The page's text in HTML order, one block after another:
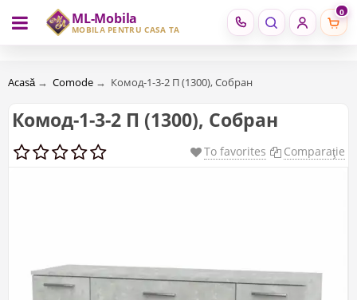
ML-Mobila
MOBILĂ PENTRU CASA TA
0
RU RO
Acasă → Comode → Комод-1-3-2 П (1300), Собран
Комод-1-3-2 П (1300), Собран
To favorites Comparaţie